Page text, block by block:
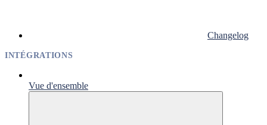
Changelog
INTÉGRATIONS
Vue d'ensemble